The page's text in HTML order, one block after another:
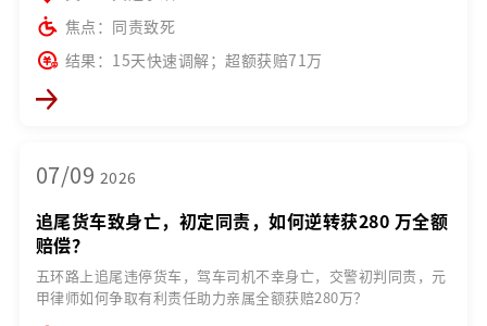
焦点：同责致死
结果：15天快速调解；超额获赔71万
07/09 2026
追尾货车致身亡，初定同责，如何逆转获280 万全额
赔偿？
五环路上追尾违停货车，驾车司机不幸身亡，交警初判同责，元
甲律师如何争取有利责任助力亲属全额获赔280万？